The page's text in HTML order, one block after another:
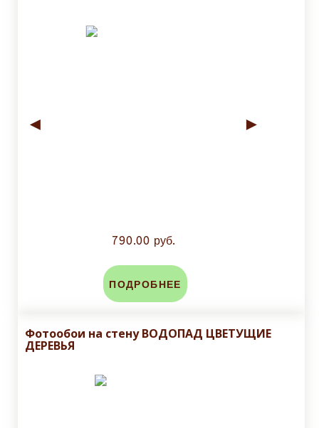
◄ ►
790.00 руб.
ПОДРОБНЕЕ
Фотообои на стену ВОДОПАД ЦВЕТУЩИЕ
ДЕРЕВЬЯ